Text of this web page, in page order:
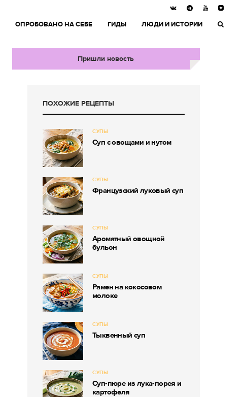
ОПРОБОВАНО НА СЕБЕ ГИДЫ ЛЮДИ И ИСТОРИИ
Пришли новость
ПОХОЖИЕ РЕЦЕПТЫ
СУПЫ
Суп с овощами и нутом
СУПЫ
Французский луковый суп
СУПЫ
Ароматный овощной
бульон
СУПЫ
Рамен на кокосовом
молоке
СУПЫ
Тыквенный суп
СУПЫ
Суп-пюре из лука-порея и
картофеля